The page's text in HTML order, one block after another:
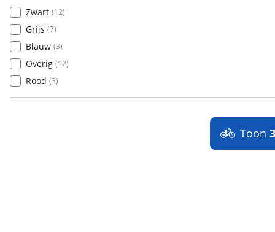
Zwart (12)
Grijs (7)
Blauw (3)
Overig (12)
Rood (3)
Toon